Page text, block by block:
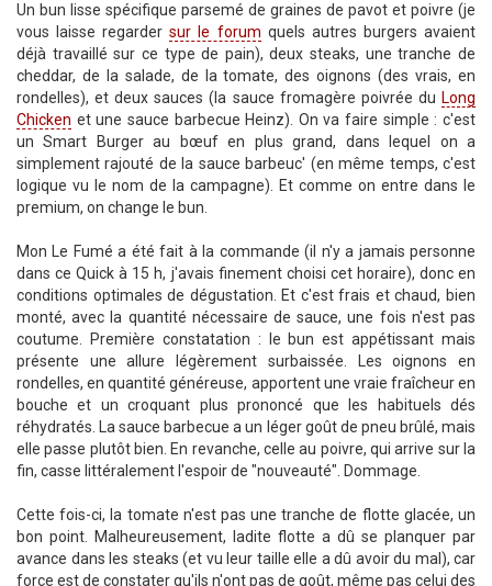
Un bun lisse spécifique parsemé de graines de pavot et poivre (je
vous laisse regardersur le forum quels autres burgers avaient
déjà travaillé sur ce type de pain), deux steaks, une tranche de
cheddar, de la salade, de la tomate, des oignons (des vrais, en
rondelles), et deux sauces (la sauce fromagère poivrée du Long
Chicken et une sauce barbecue Heinz). On va faire simple : c'est
un Smart Burger au bœuf en plus grand, dans lequel on a
simplement rajouté de la sauce barbeuc' (en même temps, c'est
logique vu le nom de la campagne). Et comme on entre dans le
premium, on change le bun.
Mon Le Fumé a été fait à la commande (il n'y a jamais personne
dans ce Quick à 15 h, j'avais finement choisi cet horaire), donc en
conditions optimales de dégustation. Et c'est frais et chaud, bien
monté, avec la quantité nécessaire de sauce, une fois n'est pas
coutume. Première constatation : le bun est appétissant mais
présente une allure légèrement surbaissée. Les oignons en
rondelles, en quantité généreuse, apportent une vraie fraîcheur en
bouche et un croquant plus prononcé que les habituels dés
réhydratés. La sauce barbecue a un léger goût de pneu brûlé, mais
elle passe plutôt bien. En revanche, celle au poivre, qui arrive sur la
fin, casse littéralement l'espoir de "nouveauté". Dommage.
Cette fois-ci, la tomate n'est pas une tranche de flotte glacée, un
bon point. Malheureusement, ladite flotte a dû se planquer par
avance dans les steaks (et vu leur taille elle a dû avoir du mal), car
force est de constater qu'ils n'ont pas de goût, même pas celui des